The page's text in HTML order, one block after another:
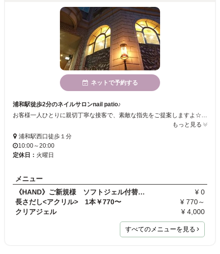
ネットで予約する
浦和駅徒歩2分のネイルサロンnail patio♪
お客様一人ひとりに親切丁寧な接客で、素敵な指先をご提案しますよ☆ 会社でも問題の無いシンプルなネイルから華やかなアートネイルまで高い技術を低価格で提供しています！ 店内も大人キュートな空間でスタッフ一同お待ちしております！
もっと見る
浦和駅西口徒歩１分
10:00～20:00
定休日： 火曜日
メニュー
《HAND》ご新規様 ソフトジェル付替オフ無料
¥ 0
長さだし<アクリル> 1本￥770〜
¥ 770～
クリアジェル
¥ 4,000
すべてのメニューを見る